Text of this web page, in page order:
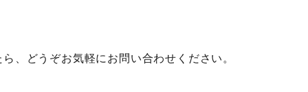
、どうぞお気軽にお問い合わせください。